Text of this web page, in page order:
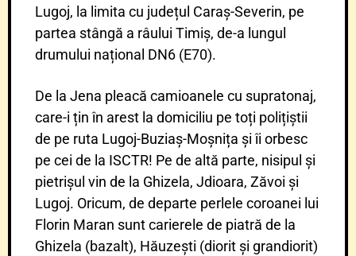
Lugoj, la limita cu județul Caraș-Severin, pe
partea stângă a râului Timiș, de-a lungul
drumului național DN6 (E70).
De la Jena pleacă camioanele cu supratonaj,
care-i țin în arest la domiciliu pe toți polițiștii
de pe ruta Lugoj-Buziaș-Moșnița și îi orbesc
pe cei de la ISCTR! Pe de altă parte, nisipul și
pietrișul vin de la Ghizela, Jdioara, Zăvoi și
Lugoj. Oricum, de departe perlele coroanei lui
Florin Maran sunt carierele de piatră de la
Ghizela (bazalt), Hăuzești (diorit și grandiorit)